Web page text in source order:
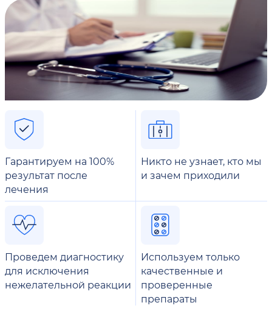
Гарантируем на 100%
результат после
лечения
Никто не узнает, кто мы
и зачем приходили
Проведем диагностику
для исключения
нежелательной реакции
Используем только
качественные и
проверенные
препараты